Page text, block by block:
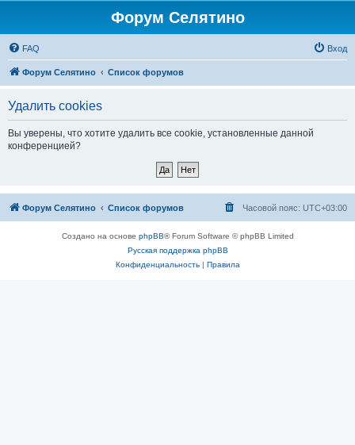
Форум Селятино
FAQ Вход
Форум Селятино Список форумов
Удалить cookies
Вы уверены, что хотите удалить все cookie, установленные данной
конференцией?
Форум Селятино Список форумов Часовой пояс: UTC+03:00
Создано на основе phpBB® Forum Software © phpBB Limited
Русская поддержка phpBB
Конфиденциальность| Правила